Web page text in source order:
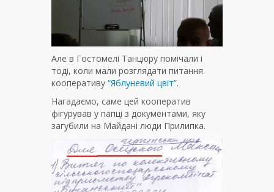
Але в Гостомелі Танцюру помічали і
тоді, коли мали розглядати питання
кооперативу “Яблуневий цвіт”.
Нагадаємо, саме цей кооператив
фігурував у папці з документами, яку
загубили на Майдані люди Прилипка.